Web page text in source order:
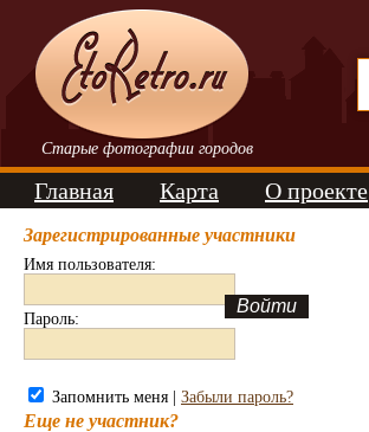
Старые фотографии городов
Главная Карта О проекте
Зарегистрированные участники
Имя пользователя:
Пароль:
Запомнить меня | Забыли пароль?
Еще не участник?